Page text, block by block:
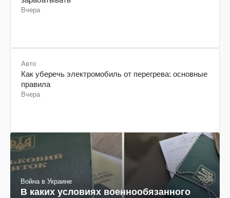
Вчера
Авто
Как уберечь электромобиль от перегрева: основные
правила
Вчера
Война в Украине
В каких условиях военнообязанного